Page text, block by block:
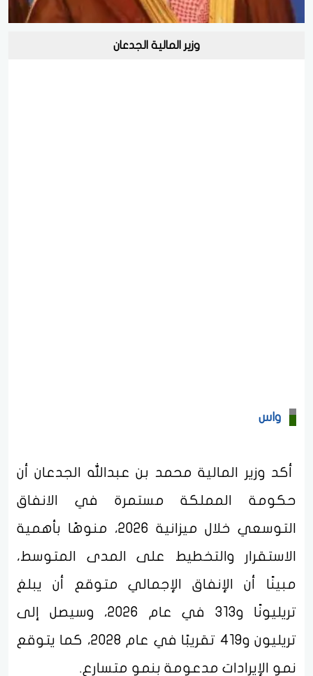
وزير المالية الجدعان
واس
أكد وزير المالية محمد بن عبدالله الجدعان أن
حكومة المملكة مستمرة في الانفاق
التوسعي خلال ميزانية 2026، منوهًا بأهمية
الاستقرار والتخطيط على المدى المتوسط،
مبينًا أن الإنفاق الإجمالي متوقع أن يبلغ
تريليونًا و313 في عام 2026، وسيصل إلى
تريليون و419 تقريبًا في عام 2028، كما يتوقع
نمو الإيرادات مدعومة بنمو متسارع.